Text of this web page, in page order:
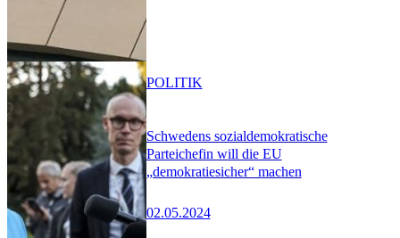
Schwedens sozialdemokratische
Parteichefin will die EU
„demokratiesicher“ machen
02.05.2024
POLITIK